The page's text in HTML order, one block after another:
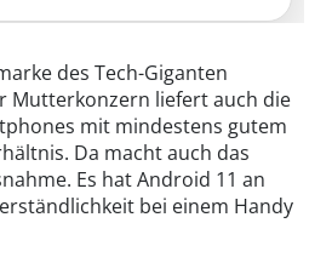
des Tech-Giganten
Mutterkonzern liefert auch die
mit mindestens gutem
Da macht auch das
Es hat Android 11 an
bei einem Handy